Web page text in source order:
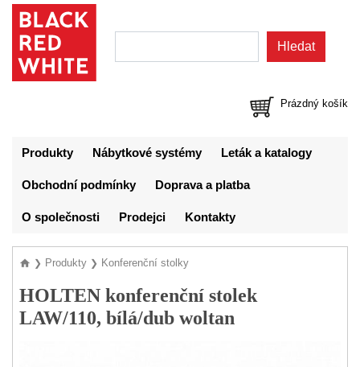
Prázdný košík
Produkty Nábytkové systémy Leták a katalogy
Obchodní podmínky Doprava a platba
O společnosti Prodejci Kontakty
❯ Produkty ❯ Konferenční stolky
HOLTEN konferenční stolek
LAW/110, bílá/dub woltan